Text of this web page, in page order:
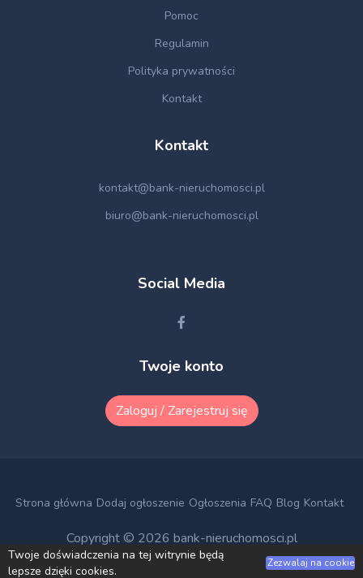
Pomoc
Regulamin
Polityka prywatności
Kontakt
Kontakt
kontakt@bank-nieruchomosci.pl
biuro@bank-nieruchomosci.pl
Social Media
Twoje konto
Zaloguj / Zarejestruj się
Strona główna Dodaj ogłoszenie Ogłoszenia FAQ Blog Kontakt
Copyright © 2026 bank-nieruchomosci.pl
Twoje doświadczenia na tej witrynie będą
lepsze dzięki cookies.
Zezwalaj na cookie